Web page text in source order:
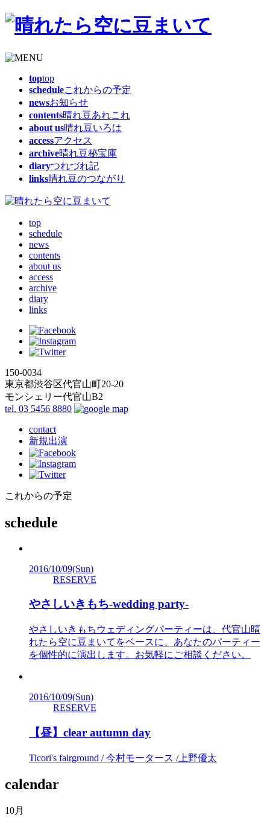
toptop
scheduleこれからの予定
newsお知らせ
contents晴れ豆あれこれ
about us晴れ豆いろは
accessアクセス
archive晴れ豆秘宝庫
diaryつれづれ記
links晴れ豆のつながり
top
schedule
news
contents
about us
access
archive
diary
links
150-0034
東京都渋谷区代官山町20-20
モンシェリー代官山B2
tel. 03 5456 8880
contact
新規出演
これからの予定
schedule
2016/10/09(Sun)
RESERVE
やさしいきもち-wedding party-
やさしいきもちウェディングパーティーは、代官山晴
れたら空に豆まいてをベースに、あなたのパーティー
を個性的に演出します。お気軽にご相談ください。
2016/10/09(Sun)
RESERVE
【昼】clear autumn day
Ticori's fairground / 今村モータース /上野優太
calendar
10月